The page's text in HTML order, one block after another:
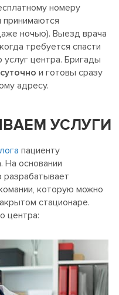
номеру
принимаются
ночью). Выезд врача
требуется спасти
услуг центра. Бригады
и готовы сразу
адресу.
УСЛУГИ
пациенту
На основании
разрабатывает
которую можно
стационаре.
центра: